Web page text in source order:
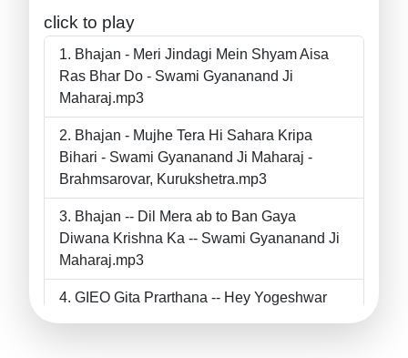
click to play
Bhajan - Meri Jindagi Mein Shyam Aisa
Ras Bhar Do - Swami Gyananand Ji
Maharaj.mp3
Bhajan - Mujhe Tera Hi Sahara Kripa
Bihari - Swami Gyananand Ji Maharaj -
Brahmsarovar, Kurukshetra.mp3
Bhajan -- Dil Mera ab to Ban Gaya
Diwana Krishna Ka -- Swami Gyananand Ji
Maharaj.mp3
GIEO Gita Prarthana -- Hey Yogeshwar